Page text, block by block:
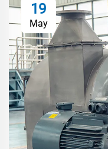
19
May